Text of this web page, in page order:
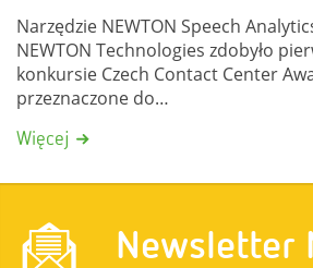
Narzędzie NEWTON Speech
NEWTON Technologies zdobyło
konkursie Czech Contact Center
przeznaczone do…
Więcej
Newsletter